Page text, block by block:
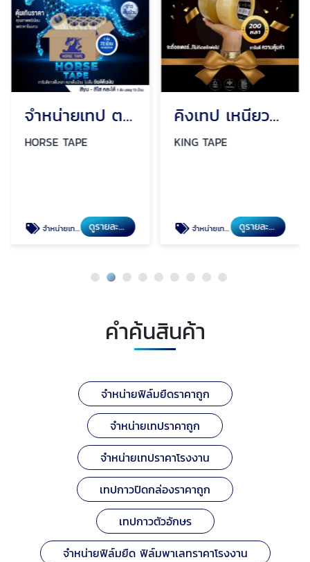
จำหน่ายเทป ตรายี่ห้อ HORSE TAPE
HORSE TAPE
จำหน่ายเทปราคาถูก ดูรายละเอียด
คิงเทป เหนียวสุด 53 ไมครอน เกรดพรีเมียม
KING TAPE
จำหน่ายเทปราคาโรงงาน ดูรายละเอียด
คำค้นสินค้า
จำหน่ายฟิล์มยืดราคาถูก
จำหน่ายเทปราคาถูก
จำหน่ายเทปราคาโรงงาน
เทปกาวปิดกล่องราคาถูก
เทปกาวตัวอักษร
จำหน่ายฟิล์มยืด ฟิล์มพาเลทราคาโรงงาน